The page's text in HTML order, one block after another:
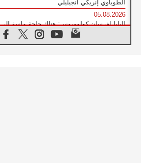
الطوباوي إنريكي أنجيليلي
05.08.2026
البابا لفرسان كولومبوس: هناك حاجة ماسة إلى
أنبياء تناغم يسعون إلى بناء الجسور
04.08.2026